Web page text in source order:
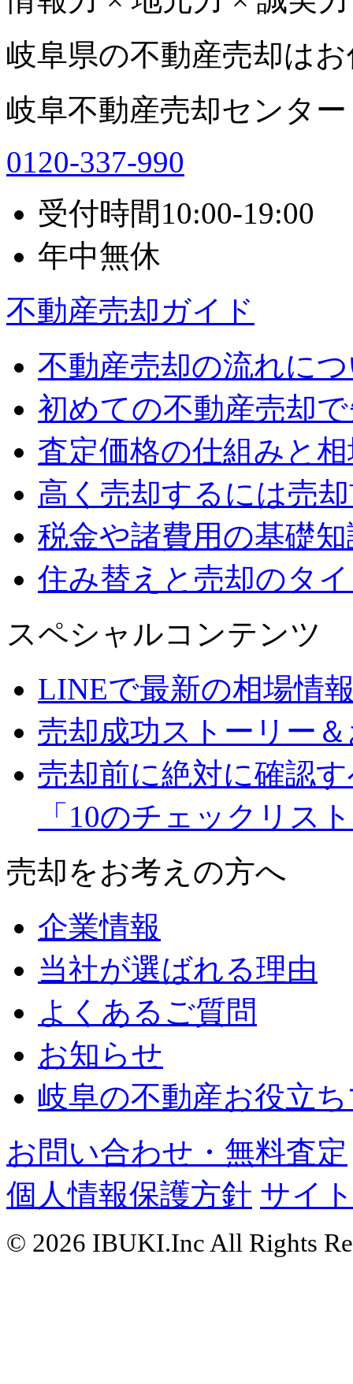
岐阜県の不動産売却は
岐阜不動産売却センター
0120-337-990
受付時間10:00-19:00
年中無休
不動産売却ガイド
不動産売却の流れに
初めての不動産売却
査定価格の仕組みと
高く売却するには売
税金や諸費用の基礎
住み替えと売却のタ
スペシャルコンテンツ
LINEで最新の相場情
売却成功ストーリー
売却前に絶対に確認
「10のチェックリス
売却をお考えの方へ
企業情報
当社が選ばれる理由
よくあるご質問
お知らせ
岐阜の不動産お役立
お問い合わせ・無料査定
個人情報保護方針 サイ
© 2026 IBUKI.Inc All Rights